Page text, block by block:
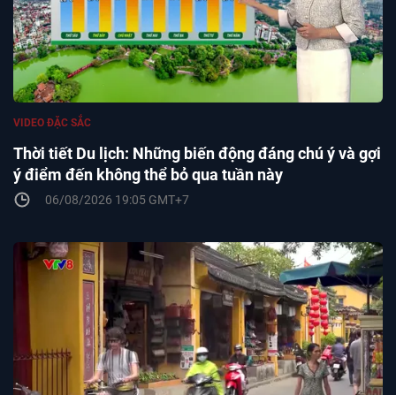
Thời tiết Du lịch: Những biến động đáng chú ý và gợi
ý điểm đến không thể bỏ qua tuần này
VIDEO ĐẶC SẮC
06/08/2026 19:05 GMT+7